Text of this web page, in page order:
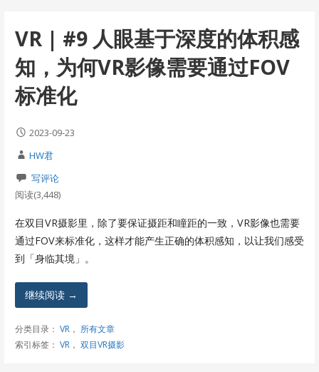
VR | #9 人眼基于深度的体积感
知，为何VR影像需要通过FOV
标准化
2023-09-23
HW君
写评论
阅读(3,448)
在双目VR摄影里，除了要保证摄距和瞳距的一致，VR影像也需要
通过FOV来标准化，这样才能产生正确的体积感知，以让我们感受
到「身临其境」。
继续阅读 →
分类目录： VR， 所有文章
索引标签： VR， 双目VR摄影